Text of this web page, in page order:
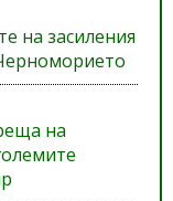
на засиления
на